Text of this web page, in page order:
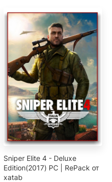
Sniper Elite 4 - Deluxe
Edition(2017) PC | RePack от
xatab